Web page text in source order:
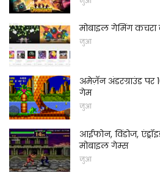
मोबाइल गेमिंग कचरा
जुआ
अमेज़ॅन अंडरग्राउंड पर
गेम
जुआ
आईफोन, विंडोज,
मोबाइल गेम्स
जुआ